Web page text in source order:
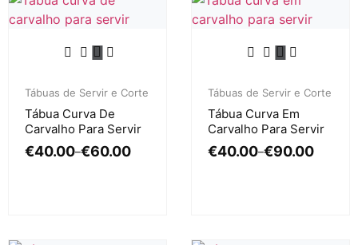
Tábuas de Servir e Corte
Tábua Curva De
Carvalho Para Servir
€40.00–€60.00
Tábuas de Servir e Corte
Tábua Curva Em
Carvalho Para Servir
€40.00–€90.00